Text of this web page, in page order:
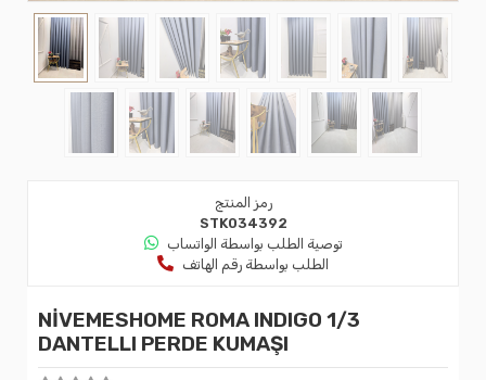
رمز المنتج
STK034392
توصية الطلب بواسطة الواتساب
الطلب بواسطة رقم الهاتف
NİVEMESHOME ROMA INDIGO 1/3
DANTELLI PERDE KUMAŞI